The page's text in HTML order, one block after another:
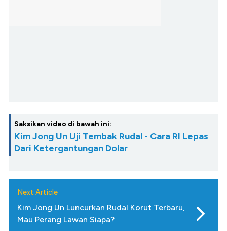
Saksikan video di bawah ini:
Kim Jong Un Uji Tembak Rudal - Cara RI Lepas
Dari Ketergantungan Dolar
Next Article
Kim Jong Un Luncurkan Rudal Korut Terbaru,
Mau Perang Lawan Siapa?